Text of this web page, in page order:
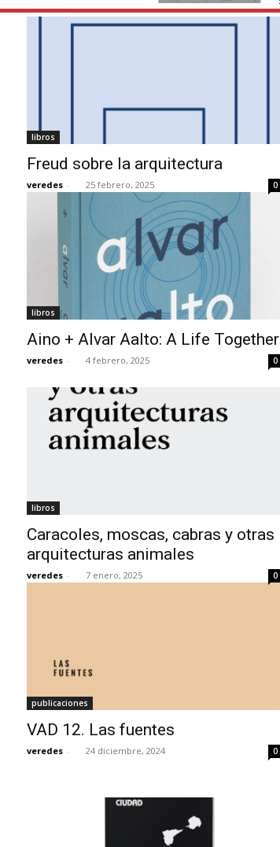
libros
Freud sobre la arquitectura
veredes - 25 febrero, 2025 0
libros
Aino + Alvar Aalto: A Life Together
veredes - 4 febrero, 2025 0
libros
Caracoles, moscas, cabras y otras
arquitecturas animales
veredes - 7 enero, 2025 0
publicaciones
VAD 12. Las fuentes
veredes - 24 diciembre, 2024 0